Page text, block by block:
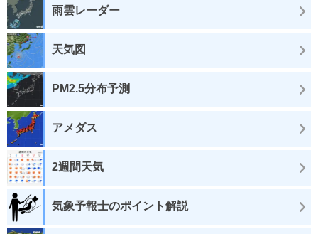
雨雲レーダー
天気図
PM2.5分布予測
アメダス
2週間天気
気象予報士のポイント解説